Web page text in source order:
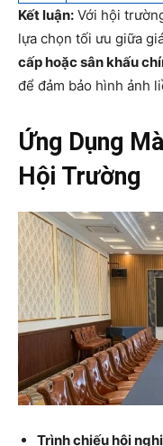
Kết luận: Với hội
lựa chọn tối ưu giữa
cấp hoặc sân khấu
để đảm bảo hình ảnh
Ứng Dụng
Hội Trường
Trình chiếu hội